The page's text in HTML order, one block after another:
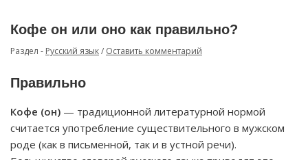
Кофе он или оно как правильно?
Раздел - Русский язык/ Оставить комментарий
Правильно
Кофе (он) — традиционной литературной нормой
считается употребление существительного в мужском
роде (как в письменной, так и в устной речи).